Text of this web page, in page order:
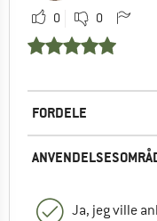
0 0
FORDELE
Ja, jeg ville